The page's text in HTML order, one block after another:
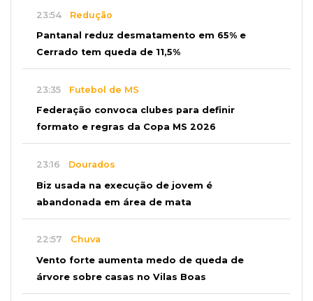
23:54 Redução
Pantanal reduz desmatamento em 65% e
Cerrado tem queda de 11,5%
23:35 Futebol de MS
Federação convoca clubes para definir
formato e regras da Copa MS 2026
23:16 Dourados
Biz usada na execução de jovem é
abandonada em área de mata
22:57 Chuva
Vento forte aumenta medo de queda de
árvore sobre casas no Vilas Boas